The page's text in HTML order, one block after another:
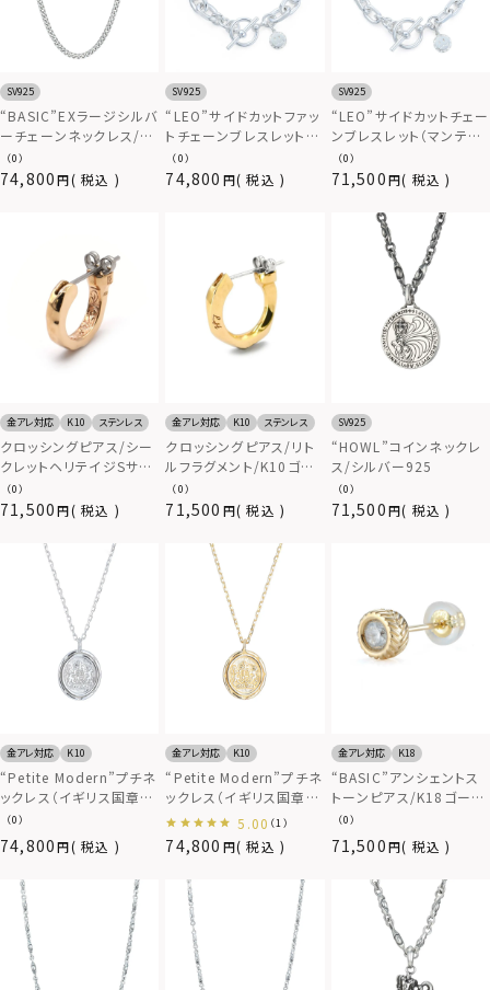
SV925
“BASIC”EXラージシルバ
ーチェーンネックレス/カ
ット喜平/シルバー925
（0）
74,800 税込
SV925
“LEO”サイドカットファッ
トチェーンブレスレット
（マンテル/いぶし無し）/
シルバー925
（0）
74,800 税込
SV925
“LEO”サイドカットチェー
ンブレスレット（マンテル/
いぶし無し）/シルバー
925
（0）
71,500 税込
金アレ対応 K10 ステンレス
クロッシングピアス/シー
クレットヘリテイジSサイ
ズ/K10ゴールド
（0）
71,500 税込
金アレ対応 K10 ステンレス
クロッシングピアス/リト
ルフラグメント/K10ゴー
ルド
（0）
71,500 税込
SV925
“HOWL”コインネックレ
ス/シルバー925
（0）
71,500 税込
金アレ対応 K10
“Petite Modern”プチネ
ックレス（イギリス国章コ
イン/ホワイトゴール
ド）/K10ゴールド
（0）
74,800 税込
金アレ対応 K10
“Petite Modern”プチネ
ックレス（イギリス国章コ
イン/イエローゴール
ド）/K10ゴールド
5.00 （1）
74,800 税込
金アレ対応 K18
“BASIC”アンシェントス
トーンピアス/K18ゴール
ド（0）
71,500 税込